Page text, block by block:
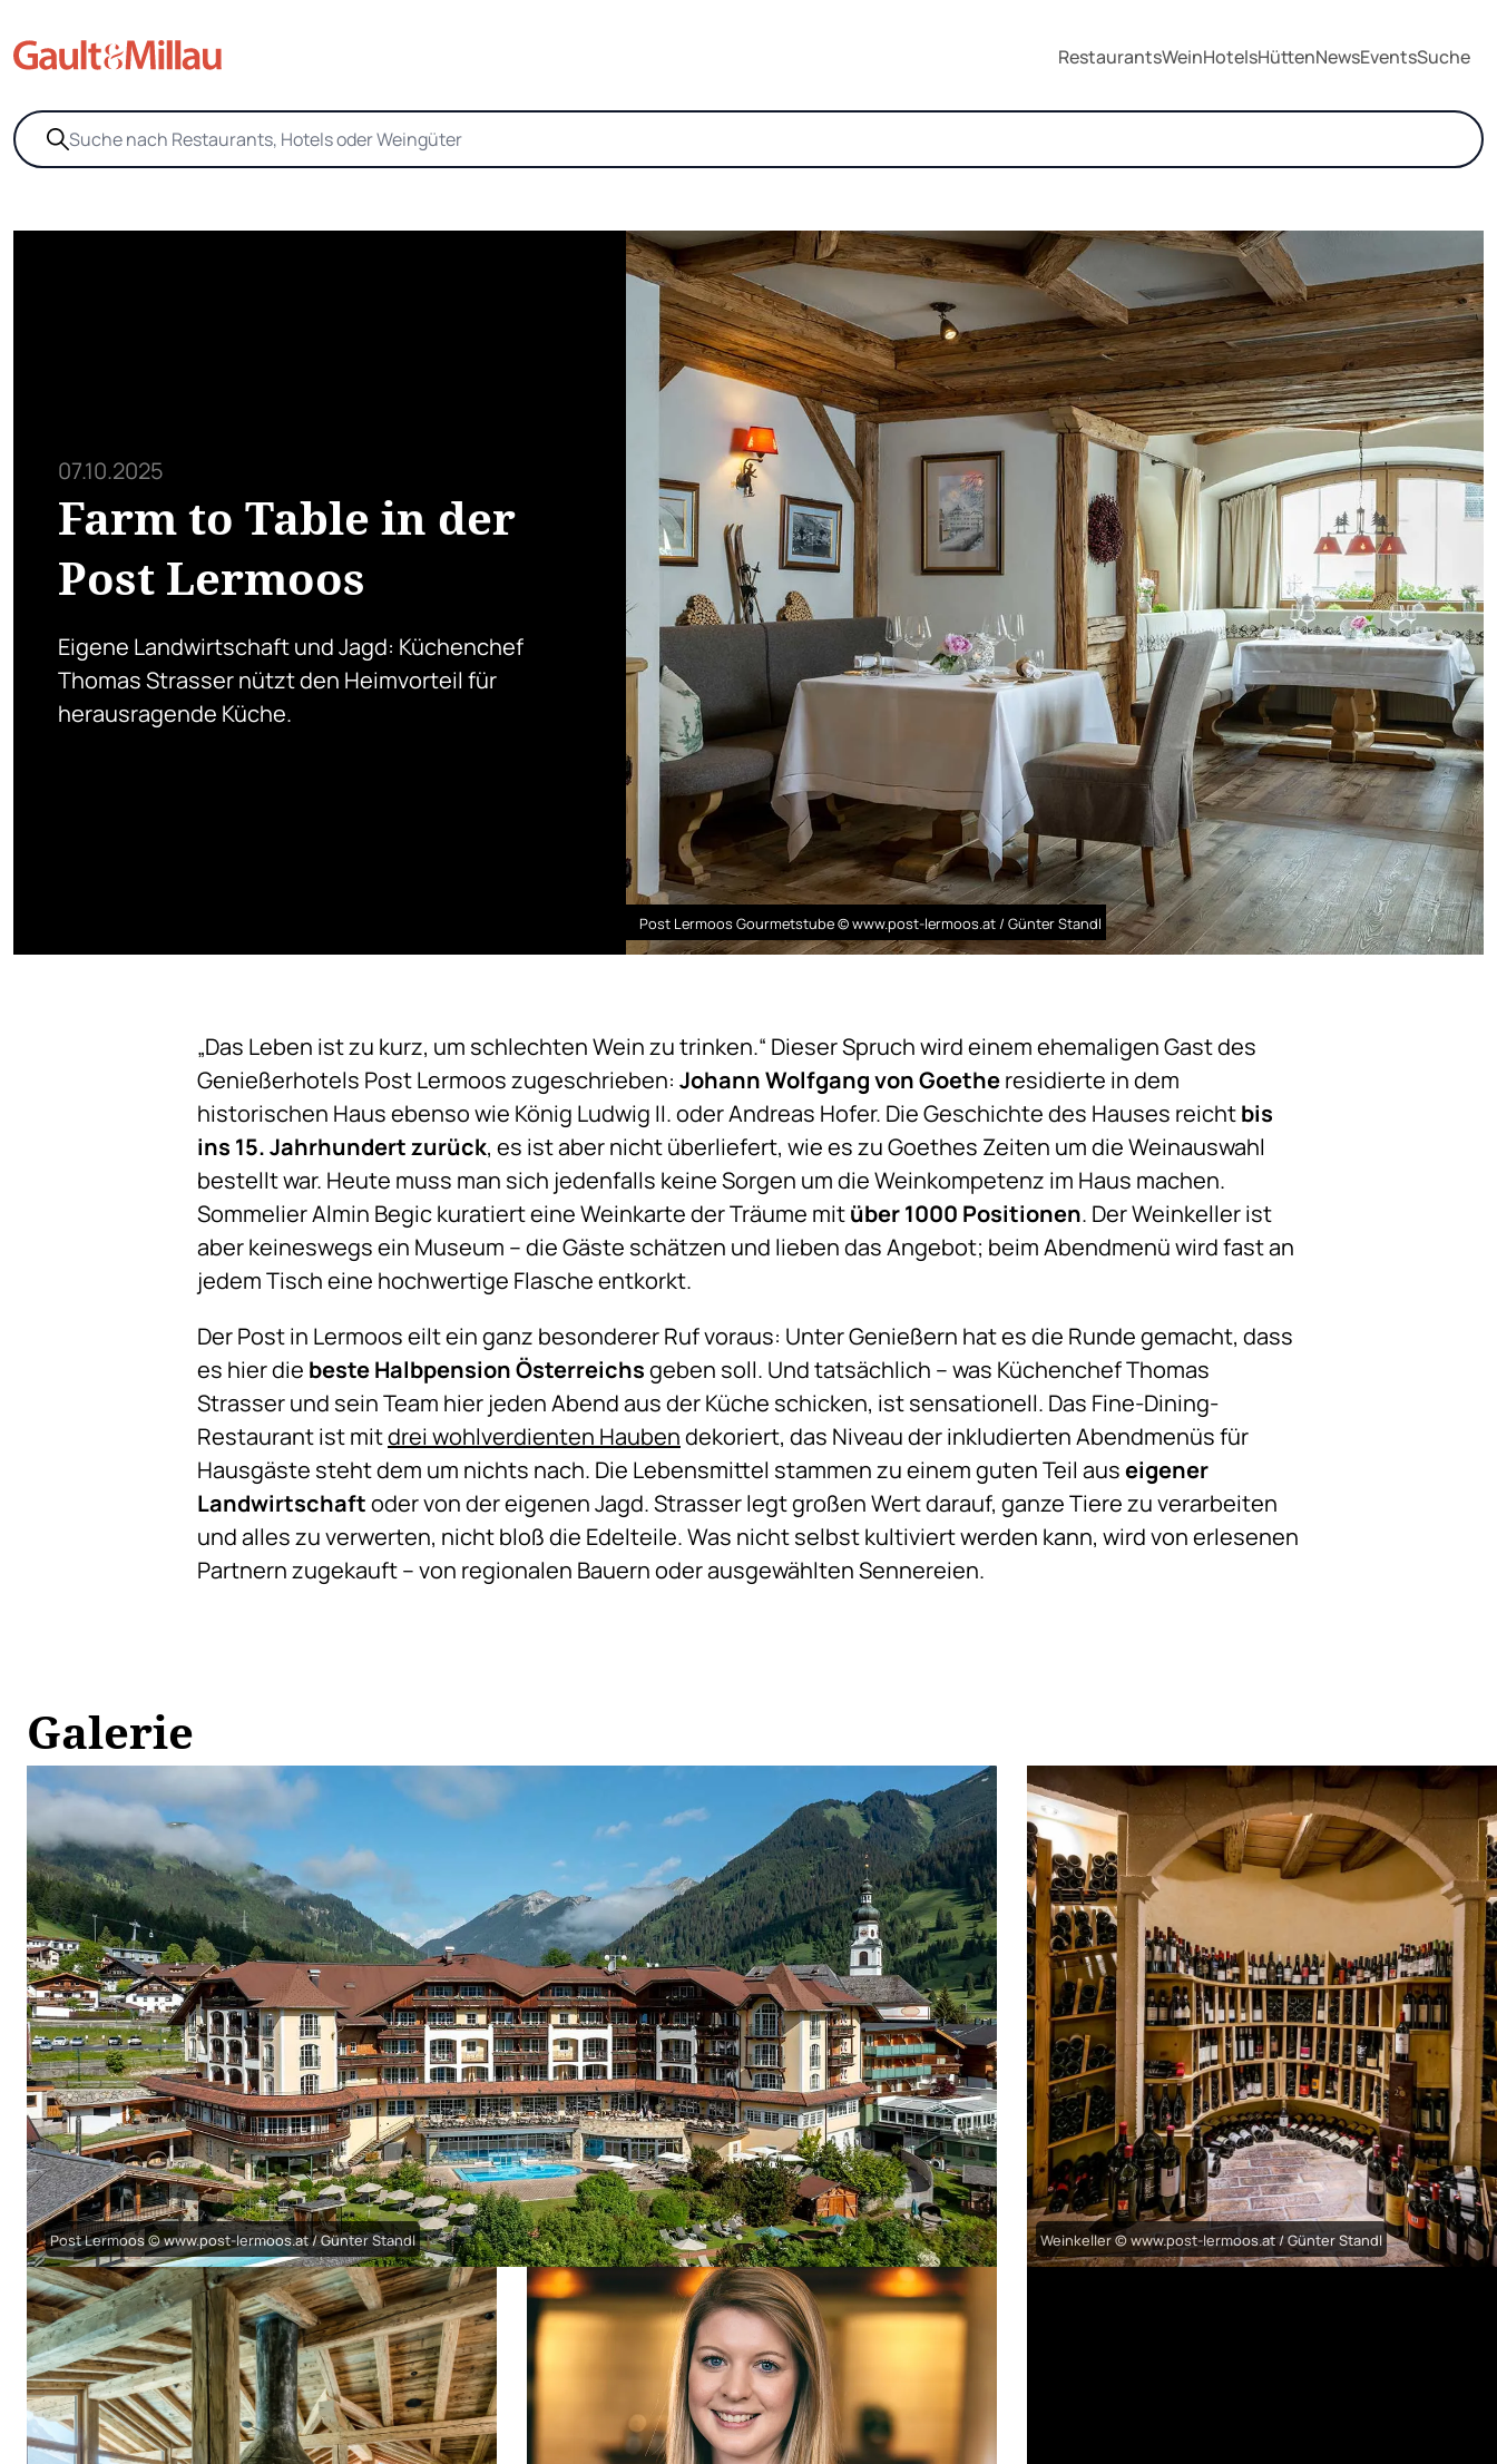
RestaurantsWeinHotelsHüttenNewsEventsSuche
07.10.2025
Farm to Table in der
Post Lermoos
Eigene Landwirtschaft und Jagd: Küchenchef
Thomas Strasser nützt den Heimvorteil für
herausragende Küche.
Post Lermoos Gourmetstube © www.post-lermoos.at / Günter Standl
„Das Leben ist zu kurz, um schlechten Wein zu trinken.“ Dieser Spruch wird einem ehemaligen Gast des
Genießerhotels Post Lermoos zugeschrieben: Johann Wolfgang von Goetheresidierte in dem
historischen Haus ebenso wie König Ludwig II. oder Andreas Hofer. Die Geschichte des Hauses reichtbis
ins 15. Jahrhundert zurück, es ist aber nicht überliefert, wie es zu Goethes Zeiten um die Weinauswahl
bestellt war. Heute muss man sich jedenfalls keine Sorgen um die Weinkompetenz im Haus machen.
Sommelier Almin Begic kuratiert eine Weinkarte der Träume mitüber 1000 Positionen. Der Weinkeller ist
aber keineswegs ein Museum – die Gäste schätzen und lieben das Angebot; beim Abendmenü wird fast an
jedem Tisch eine hochwertige Flasche entkorkt.
Der Post in Lermoos eilt ein ganz besonderer Ruf voraus: Unter Genießern hat es die Runde gemacht, dass
es hier die beste Halbpension Österreichsgeben soll. Und tatsächlich – was Küchenchef Thomas
Strasser und sein Team hier jeden Abend aus der Küche schicken, ist sensationell. Das Fine-Dining-
Restaurant ist mitdrei wohlverdienten Haubendekoriert, das Niveau der inkludierten Abendmenüs für
Hausgäste steht dem um nichts nach. Die Lebensmittel stammen zu einem guten Teil auseigener
Landwirtschaftoder von der eigenen Jagd. Strasser legt großen Wert darauf, ganze Tiere zu verarbeiten
und alles zu verwerten, nicht bloß die Edelteile. Was nicht selbst kultiviert werden kann, wird von erlesenen
Partnern zugekauft – von regionalen Bauern oder ausgewählten Sennereien.
Galerie
Post Lermoos © www.post-lermoos.at / Günter Standl Weinkeller © www.post-lermoos.at / Günter Standl